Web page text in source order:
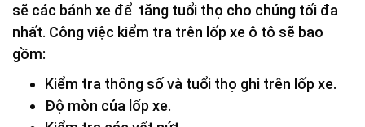
sẽ các bánh xe để tăng tuổi thọ cho chúng tối đa
nhất. Công việc kiểm tra trên lốp xe ô tô sẽ bao
gồm:
Kiểm tra thông số và tuổi thọ ghi trên lốp xe.
Độ mòn của lốp xe.